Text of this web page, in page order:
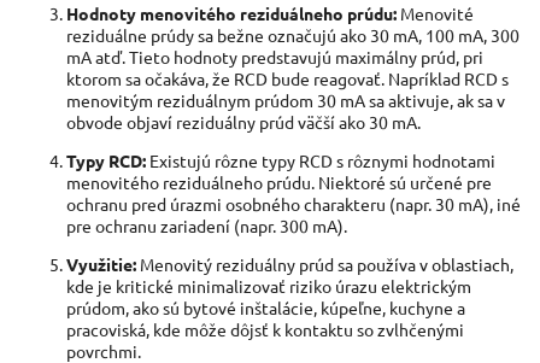
Hodnoty menovitého reziduálneho prúdu: Menovité
reziduálne prúdy sa bežne označujú ako 30 mA, 100 mA, 300
mA atď. Tieto hodnoty predstavujú maximálny prúd, pri
ktorom sa očakáva, že RCD bude reagovať. Napríklad RCD s
menovitým reziduálnym prúdom 30 mA sa aktivuje, ak sa v
obvode objaví reziduálny prúd väčší ako 30 mA.
Typy RCD: Existujú rôzne typy RCD s rôznymi hodnotami
menovitého reziduálneho prúdu. Niektoré sú určené pre
ochranu pred úrazmi osobného charakteru (napr. 30 mA), iné
pre ochranu zariadení (napr. 300 mA).
Využitie: Menovitý reziduálny prúd sa používa v oblastiach,
kde je kritické minimalizovať riziko úrazu elektrickým
prúdom, ako sú bytové inštalácie, kúpeľne, kuchyne a
pracoviská, kde môže dôjsť k kontaktu so zvlhčenými
povrchmi.